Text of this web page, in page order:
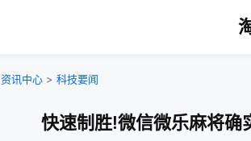
资讯中心 > 科技要闻
快速制胜!微信微乐麻将确